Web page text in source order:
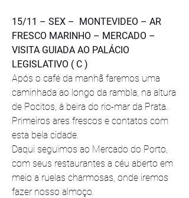
15/11 – SEX –  MONTEVIDEO – AR
FRESCO MARINHO – MERCADO –
VISITA GUIADA AO PALÁCIO
LEGISLATIVO ( C )
Após o café da manhã faremos uma
caminhada ao longo da rambla, na altura
de Pocitos, à beira do rio-mar da Prata.
Primeiros ares frescos e contatos com
esta bela cidade.
Daqui seguimos ao Mercado do Porto,
com seus restaurantes a céu aberto em
meio a ruelas charmosas, onde iremos
fazer nosso almoço.